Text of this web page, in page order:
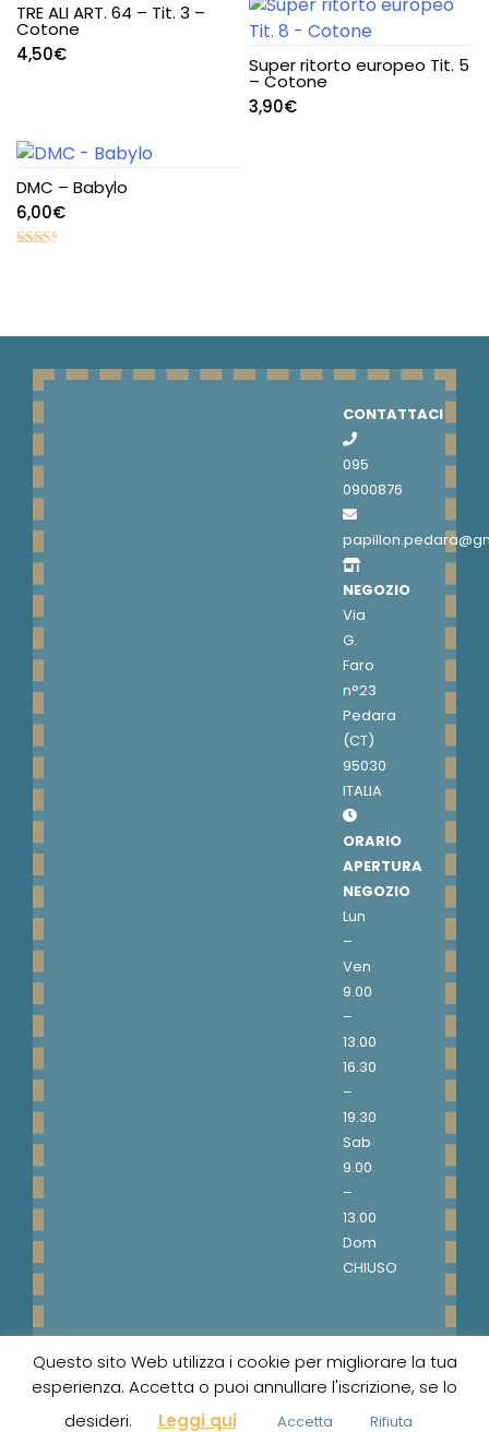
TRE ALI ART. 64 – Tit. 3 –
Cotone
4,50€ Super ritorto europeo Tit. 5
– Cotone
3,90€
DMC – Babylo
6,00€
CONTATTACI
095
0900876
NEGOZIO
Via
G.
Faro
n°23
Pedara
(CT)
95030
ITALIA
ORARIO
APERTURA
NEGOZIO
Lun
–
Ven
9.00
–
13.00
16.30
–
19.30
Sab
9.00
–
13.00
Dom
CHIUSO
© 1999-2020 Merceria Papillon - P. Iva
03592850873
Questo sito Web utilizza i cookie per migliorare la tua
esperienza. Accetta o puoi annullare l'iscrizione, se lo
desideri.
Leggi qui Accetta Rifiuta